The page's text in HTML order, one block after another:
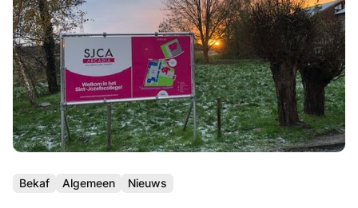
Bekaf Algemeen Nieuws